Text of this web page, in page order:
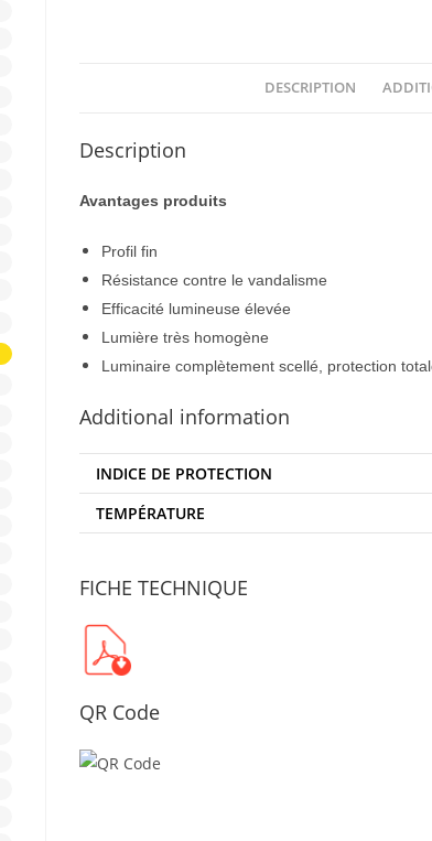
DESCRIPTION
Description
Avantages produits
Profil fin
Résistance contre le vandalisme
Efficacité lumineuse élevée
Lumière très homogène
Luminaire complètement scellé, protection
Additional information
INDICE DE PROTECTION
TEMPÉRATURE
FICHE TECHNIQUE
QR Code